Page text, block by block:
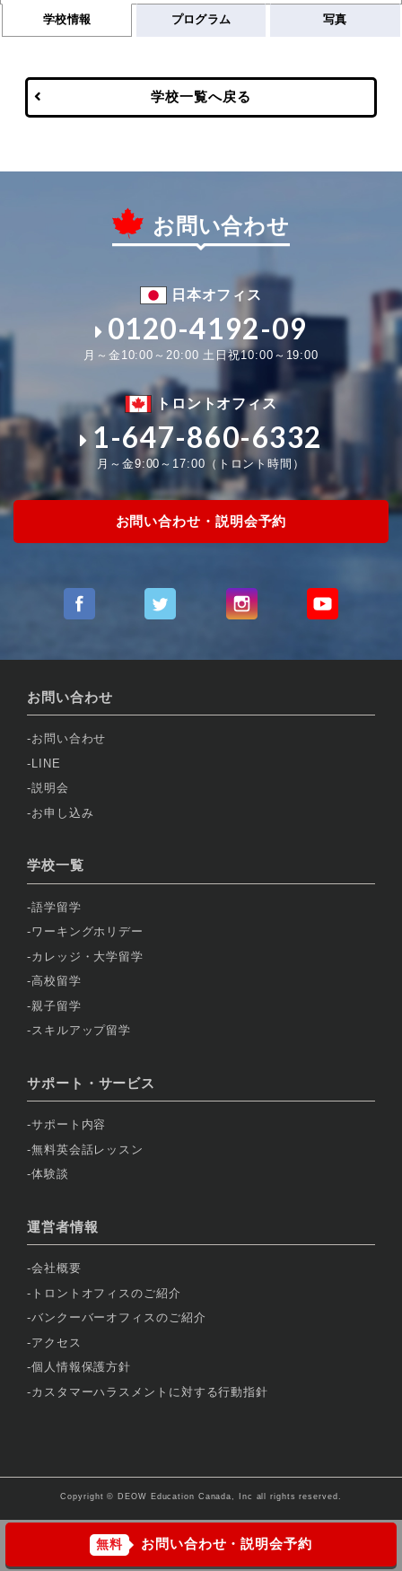
学校情報 プログラム 写真
学校一覧へ戻る
お問い合わせ
日本オフィス
0120-4192-09
月～金10:00～20:00 土日祝10:00～19:00
トロントオフィス
1-647-860-6332
月～金9:00～17:00（トロント時間）
お問い合わせ・説明会予約
お問い合わせ
お問い合わせ
LINE
説明会
お申し込み
学校一覧
語学留学
ワーキングホリデー
カレッジ・大学留学
高校留学
親子留学
スキルアップ留学
サポート・サービス
サポート内容
無料英会話レッスン
体験談
運営者情報
会社概要
トロントオフィスのご紹介
バンクーバーオフィスのご紹介
アクセス
個人情報保護方針
カスタマーハラスメントに対する行動指針
Copyright © DEOW Education Canada, Inc all rights reserved.
無料 お問い合わせ・説明会予約